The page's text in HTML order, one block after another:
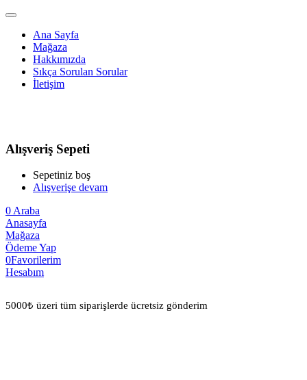
Ana Sayfa
Mağaza
Hakkımızda
Sıkça Sorulan Sorular
İletişim
Alışveriş Sepeti
Sepetiniz boş
Alışverişe devam
0 Araba
Anasayfa
Mağaza
Ödeme Yap
0Favorilerim
Hesabım
5000₺ üzeri tüm siparişlerde ücretsiz gönderim